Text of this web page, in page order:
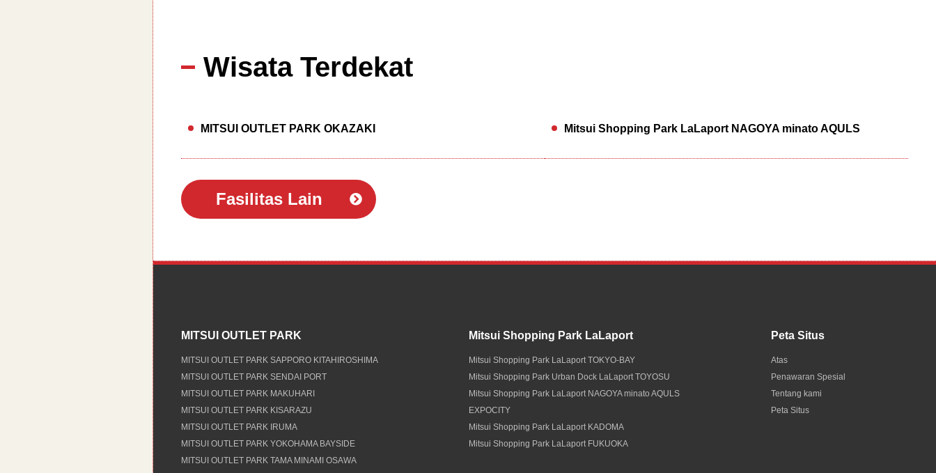
Wisata Terdekat
MITSUI OUTLET PARK OKAZAKI Mitsui Shopping Park LaLaport NAGOYA minato AQULS
Fasilitas Lain
MITSUI OUTLET PARK
MITSUI OUTLET PARK SAPPORO KITAHIROSHIMA
MITSUI OUTLET PARK SENDAI PORT
MITSUI OUTLET PARK MAKUHARI
MITSUI OUTLET PARK KISARAZU
MITSUI OUTLET PARK IRUMA
MITSUI OUTLET PARK YOKOHAMA BAYSIDE
MITSUI OUTLET PARK TAMA MINAMI OSAWA
Mitsui Shopping Park LaLaport
Mitsui Shopping Park LaLaport TOKYO-BAY
Mitsui Shopping Park Urban Dock LaLaport TOYOSU
Mitsui Shopping Park LaLaport NAGOYA minato AQULS
EXPOCITY
Mitsui Shopping Park LaLaport KADOMA
Mitsui Shopping Park LaLaport FUKUOKA
Peta Situs
Atas
Penawaran Spesial
Tentang kami
Peta Situs